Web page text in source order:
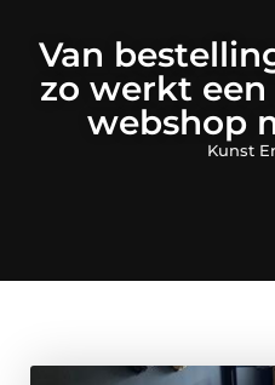
Van
zo werkt
webshop
Kunst